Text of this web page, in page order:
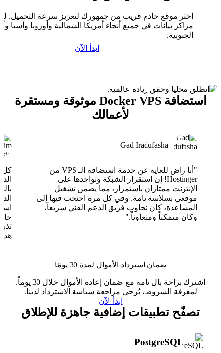
اختر موقع خادم قريب من جمهورك لتعزيز سرعة التحميل.
مراكز بيانات في جميع أنحاء أمريكا الشمالية وأوروبا وآسيا
الجنوبية.
ابدأ الآن
استضافة Docker VPS موثوقة ومستقرة
لأعمالك
Gad Iradufasha
"أنا راض للغاية عن خدمة استضافة الـ VPS من
Hostinger! إن استقرار الشبكة وتواجدها على
الإنترنت ممتازان باستمرار، مما يضمن تشغيل
موقعي بسلاسة تامة. وفي كل مرة احتجت فيها إلى
المساعدة، كان تجاوب فريق الدعم الفني سريعاً،
وكان متمكناً ومتعاوناً."
هذا
ضمان استرداد الأموال لمدة 30 يومًا
اشترك براحة بال تامة مع ضمان إعادة الأموال خلال 30 يوماً.
لمعرفة الشروط، يُرجى مراجعة سياسة الاسترداد لدينا.
ابدأ الآن
تصفّح تطبيقات إضافية جاهزة للإطلاق
PostgreSQL